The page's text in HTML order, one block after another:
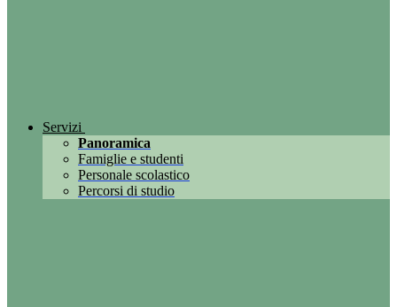
Servizi
Panoramica
Famiglie e studenti
Personale scolastico
Percorsi di studio